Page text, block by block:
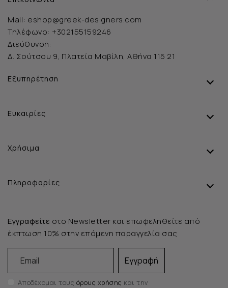
Mail: eshop@greek-designers.com
Τηλέφωνο: +302155159246
Διεύθυνση:
Δ. Σούτσου 9, Πλατεία Μαβίλη, Αθήνα 115 21
Εξυπηρέτηση
Ευκαιρίες
Χρήσιμα
Πληροφορίες
Εγγραφείτε στο Newsletter και επωφεληθείτε από
έκπτωση 10% στην επόμενη παραγγελία σας
Εγγραφή
Αποδέχομαι τους όρους χρήσης και την